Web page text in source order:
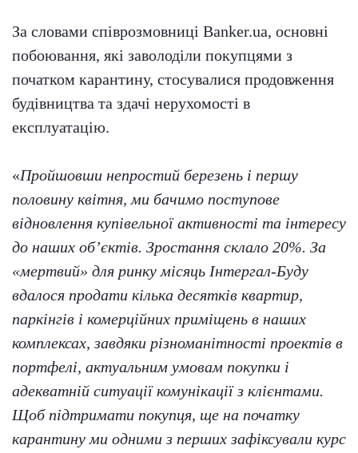
За словами співрозмовниці Banker.ua, основні
побоювання, які заволоділи покупцями з
початком карантину, стосувалися продовження
будівництва та здачі нерухомості в
експлуатацію.
«Пройшовши непростий березень і першу
половину квітня, ми бачимо поступове
відновлення купівельної активності та інтересу
до наших об’єктів. Зростання склало 20%. За
«мертвий» для ринку місяць Інтергал-Буду
вдалося продати кілька десятків квартир,
паркінгів і комерційних приміщень в наших
комплексах, завдяки різноманітності проектів в
портфелі, актуальним умовам покупки і
адекватній ситуації комунікації з клієнтами.
Щоб підтримати покупця, ще на початку
карантину ми одними з перших зафіксували курс